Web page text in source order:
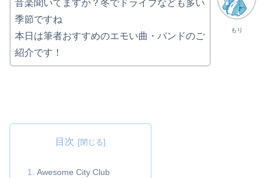
もり
音楽聞いてますか？冬でドライブなども多い
季節ですね
本日は筆者おすすめのエモい曲・バンドのご
紹介です！
目次
Awesome City Club